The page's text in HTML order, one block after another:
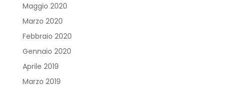
Maggio 2020
Marzo 2020
Febbraio 2020
Gennaio 2020
Aprile 2019
Marzo 2019